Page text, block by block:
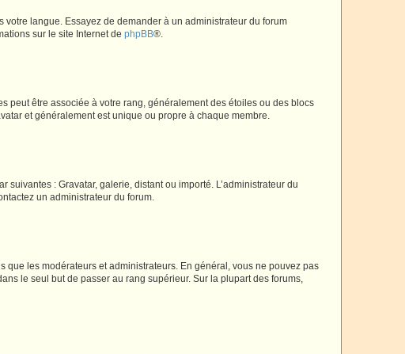
votre langue. Essayez de demander à un administrateur du forum
sur le site Internet de phpBB®.
peut être associée à votre rang, généralement des étoiles ou des blocs
et généralement est unique ou propre à chaque membre.
suivantes : Gravatar, galerie, distant ou importé. L’administrateur du
un administrateur du forum.
que les modérateurs et administrateurs. En général, vous ne pouvez pas
le seul but de passer au rang supérieur. Sur la plupart des forums,